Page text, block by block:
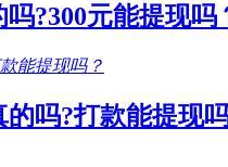
?300元能提现吗
吗?打款能提现